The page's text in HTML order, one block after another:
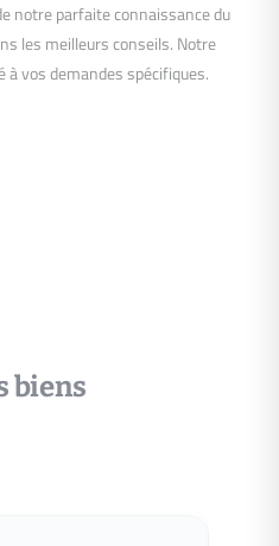
notre parfaite connaissance du
les meilleurs conseils. Notre
vos demandes spécifiques.
biens